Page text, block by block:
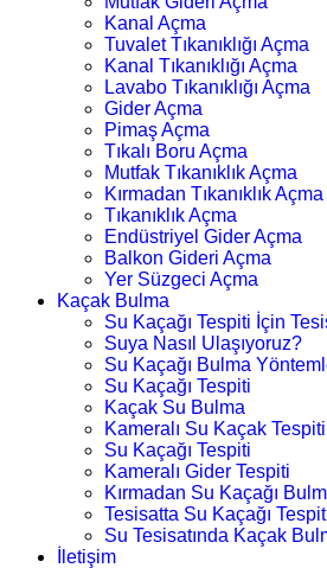
Kanal Açma
Tuvalet Tıkanıklığı Açma
Kanal Tıkanıklığı Açma
Lavabo Tıkanıklığı Açma
Gider Açma
Pimaş Açma
Tıkalı Boru Açma
Mutfak Tıkanıklık Açma
Kırmadan Tıkanıklık Açma
Tıkanıklık Açma
Endüstriyel Gider Açma
Balkon Gideri Açma
Yer Süzgeci Açma
Kaçak Bulma
Su Kaçağı Tespiti İçin
Suya Nasıl Ulaşıyoruz?
Su Kaçağı Bulma
Su Kaçağı Tespiti
Kaçak Su Bulma
Kameralı Su Kaçak Tespiti
Su Kaçağı Tespiti
Kameralı Gider Tespiti
Kırmadan Su Kaçağı
Tesisatta Su Kaçağı
Su Tesisatında Kaçak
İletişim